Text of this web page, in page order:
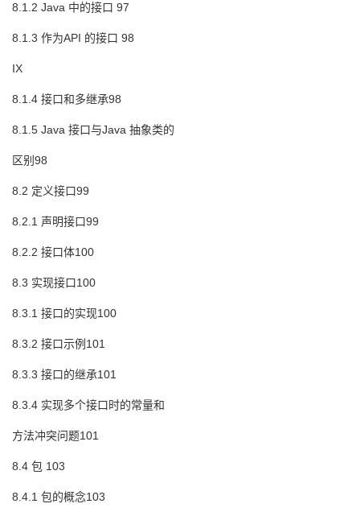
8.1.2 Java 中的接口 97
8.1.3 作为API 的接口 98
IX
8.1.4 接口和多继承98
8.1.5 Java 接口与Java 抽象类的
区别98
8.2 定义接口99
8.2.1 声明接口99
8.2.2 接口体100
8.3 实现接口100
8.3.1 接口的实现100
8.3.2 接口示例101
8.3.3 接口的继承101
8.3.4 实现多个接口时的常量和
方法冲突问题101
8.4 包 103
8.4.1 包的概念103